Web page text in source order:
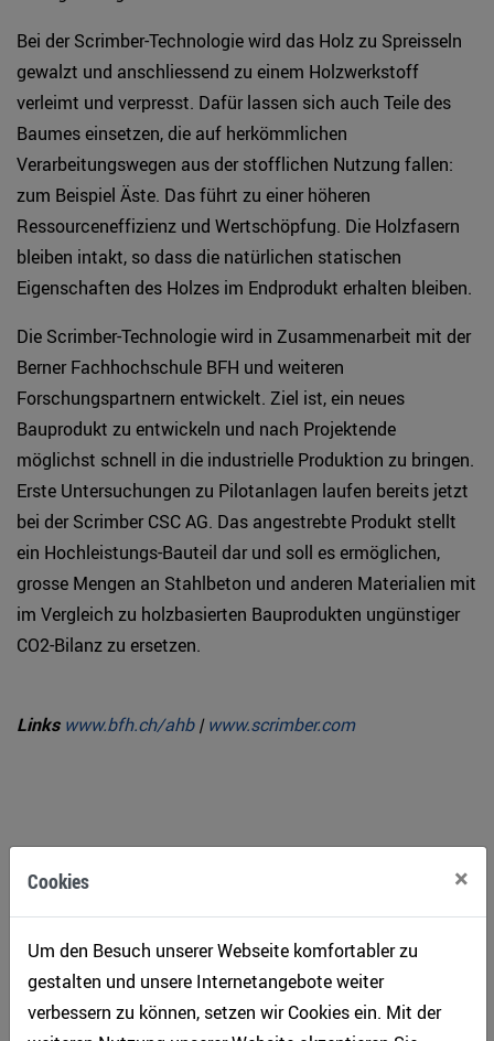
Cookies ×
Um den Besuch unserer Webseite komfortabler zu
gestalten und unsere Internetangebote weiter
verbessern zu können, setzen wir Cookies ein. Mit der
Bei der Scrimber-Technologie wird das Holz zu Spreisseln
gewalzt und anschliessend zu einem Holzwerkstoff
verleimt und verpresst. Dafür lassen sich auch Teile des
Baumes einsetzen, die auf herkömmlichen
Verarbeitungswegen aus der stofflichen Nutzung fallen:
zum Beispiel Äste. Das führt zu einer höheren
Ressourceneffizienz und Wertschöpfung. Die Holzfasern
bleiben intakt, so dass die natürlichen statischen
Eigenschaften des Holzes im Endprodukt erhalten bleiben.
Die Scrimber-Technologie wird in Zusammenarbeit mit der
Berner Fachhochschule BFH und weiteren
Forschungspartnern entwickelt. Ziel ist, ein neues
Bauprodukt zu entwickeln und nach Projektende
möglichst schnell in die industrielle Produktion zu bringen.
Erste Untersuchungen zu Pilotanlagen laufen bereits jetzt
bei der Scrimber CSC AG. Das angestrebte Produkt stellt
ein Hochleistungs-Bauteil dar und soll es ermöglichen,
grosse Mengen an Stahlbeton und anderen Materialien mit
im Vergleich zu holzbasierten Bauprodukten ungünstiger
CO2-Bilanz zu ersetzen.
Links www.bfh.ch/ahb|www.scrimber.com
Zurück
Artikel teilen